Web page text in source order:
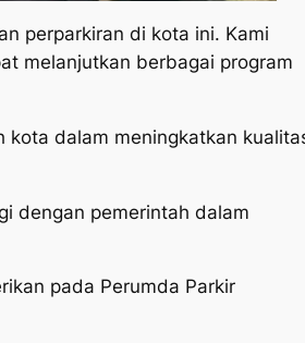
perparkiran di kota ini. Kami
melanjutkan berbagai program
kota dalam meningkatkan
dengan pemerintah dalam
pada Perumda Parkir